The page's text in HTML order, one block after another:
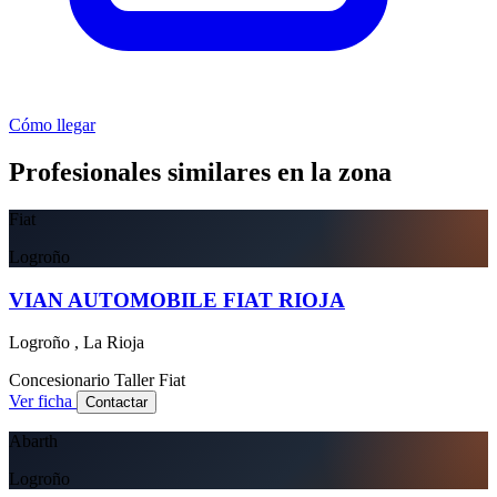
Cómo llegar
Profesionales similares en la zona
Fiat
Logroño
VIAN AUTOMOBILE FIAT RIOJA
Logroño , La Rioja
Concesionario Taller Fiat
Ver ficha
Contactar
Abarth
Logroño